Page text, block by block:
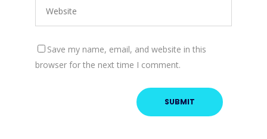
Save my name, email, and website in this
browser for the next time I comment.